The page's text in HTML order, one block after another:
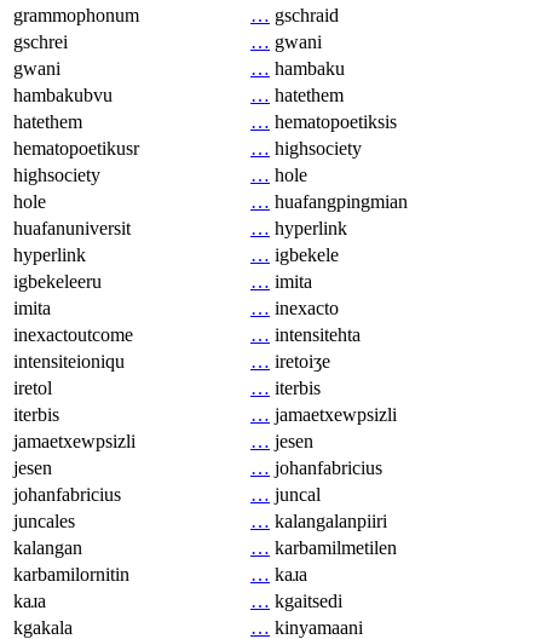
grammophonum
… gschraid
gschrei
… gwani
gwani
… hambaku
hambakubvu
… hatethem
hatethem
… hematopoetiksis
hematopoetikusr
… highsociety
highsociety
… hole
hole
… huafangpingmian
huafanuniversit
… hyperlink
hyperlink
… igbekele
igbekeleeru
… imita
imita
… inexacto
inexactoutcome
… intensitehta
intensiteioniqu
… iretoiʒe
iretol
… iterbis
iterbis
… jamaetxewpsizli
jamaetxewpsizli
… jesen
jesen
… johanfabricius
johanfabricius
… juncal
juncales
… kalangalanpiiri
kalangan
… karbamilmetilen
karbamilornitin
… kaɹa
kaɹa
… kgaitsedi
kgakala
… kinyamaani